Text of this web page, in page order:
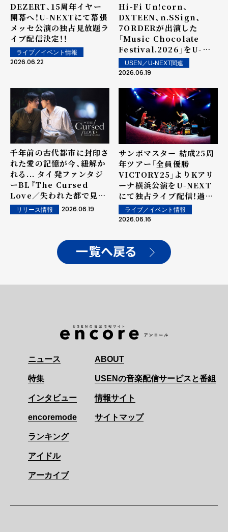
DEZERT、15周年イヤー
開幕へ！U-NEXTにて幕張
メッセ公演の独占見放題ラ
イブ配信決定！！
ライブ／イベント情報
2026.06.22
Hi-Fi Un!corn、
DXTEEN、n.SSign、
7ORDERが出演した
「Music Chocolate
Festival.2026」をU-
NEXTにて独占ライブ配
信！
USEN／U-NEXT関連
2026.06.19
千年前の古代都市に封印さ
れた愛の記憶が今、紐解か
れる... タイ発ファンタジ
ーBL『The Cursed
Love／失われた都で見つ
けた愛』 6月18日（木) U-
NEXTにて全話独占先行レ
リリース情報 2026.06.19
サンボマスター 結成25周
年ツアー「全員優勝
VICTORY25」よりKアリ
ーナ横浜公演をU-NEXT
にて独占ライブ配信！過去
ライブ映像の独占配信もス
タート！
ライブ／イベント情報
2026.06.16
一覧へ戻る
ニュース
特集
インタビュー
encoremode
ランキング
アイドル
アーカイブ
ABOUT
USENの音楽配信サービスと番組
情報サイト
サイトマップ